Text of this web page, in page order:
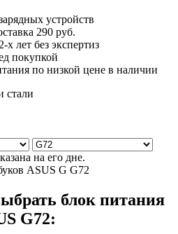
устройств
290 руб.
х лет без экспертиз
покупкой
по низкой цене в наличии
стали
на его дне.
блок питания
G72: